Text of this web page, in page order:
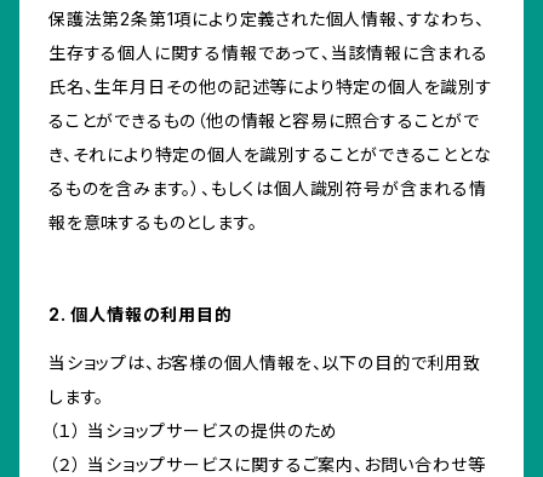
保護法第2条第1項により定義された個人情報、すなわち、
生存する個人に関する情報であって、当該情報に含まれる
氏名、生年月日その他の記述等により特定の個人を識別す
ることができるもの（他の情報と容易に照合することがで
き、それにより特定の個人を識別することができることとな
るものを含みます。）、もしくは個人識別符号が含まれる情
報を意味するものとします。
2. 個人情報の利用目的
当ショップは、お客様の個人情報を、以下の目的で利用致
します。
（１） 当ショップサービスの提供のため
（２） 当ショップサービスに関するご案内、お問い合わせ等